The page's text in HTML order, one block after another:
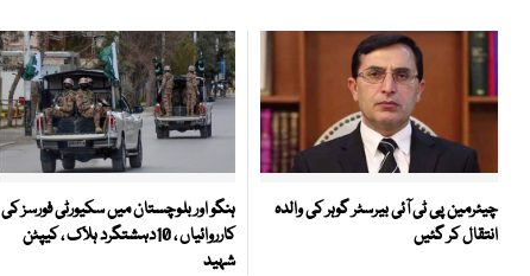
چیئرمین پی ٹی آئی بیرسٹر گوہر کی والدہ
انتقال کر گئیں
ہنگو اور بلوچستان میں سکیورٹی فورسز کی
کارروائیاں ، 10دہشتگرد ہلاک ، کیپٹن
شہید